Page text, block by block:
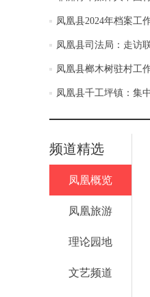
凤凰县2024年档案工
凤凰县司法局：走访
凤凰县榔木树驻村工
凤凰县千工坪镇：集
频道精选
凤凰概览
凤凰旅游
理论园地
文艺频道